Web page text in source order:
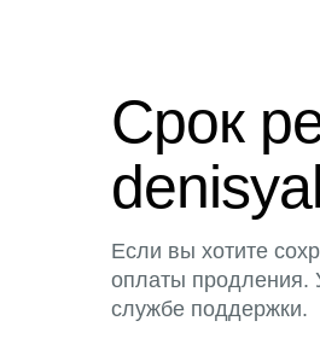
Срок
Если вы хотите
оплаты продления.
службе поддержки.